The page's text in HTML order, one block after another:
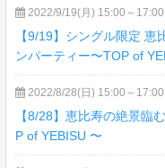
2022/9/19(月) 15:00～17:00
【9/19】シングル限定
ンパーティー〜TOP of
2022/8/28(日) 15:00～17:00
【8/28】恵比寿の絶景臨
P of YEBISU 〜